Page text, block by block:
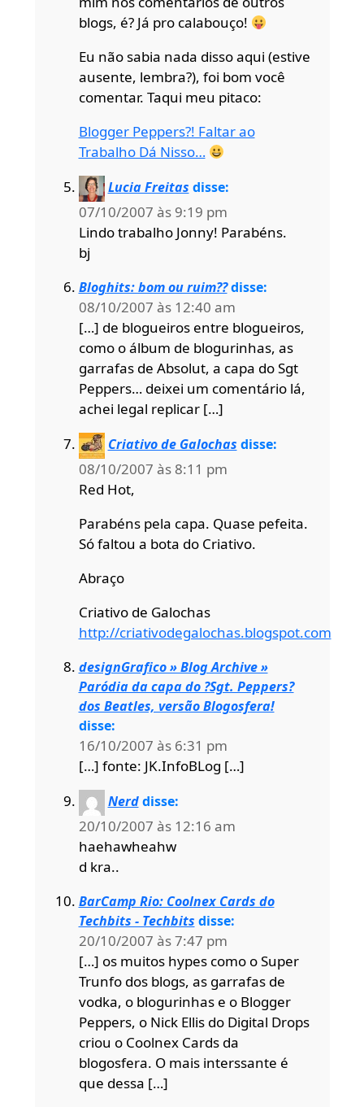
blogs, é? Já pro calabouço!
Eu não sabia nada disso aqui (estive
ausente, lembra?), foi bom você
comentar. Taqui meu pitaco:
Blogger Peppers?! Faltar ao
Trabalho Dá Nisso…
Lucia Freitas disse:
07/10/2007 às 9:19 pm
Lindo trabalho Jonny! Parabéns.
bj
Bloghits: bom ou ruim?? disse:
08/10/2007 às 12:40 am
[…] de blogueiros entre blogueiros,
como o álbum de blogurinhas, as
garrafas de Absolut, a capa do Sgt
Peppers… deixei um comentário lá,
achei legal replicar […]
Criativo de Galochas disse:
08/10/2007 às 8:11 pm
Red Hot,
Parabéns pela capa. Quase pefeita.
Só faltou a bota do Criativo.
Abraço
Criativo de Galochas
http://criativodegalochas.blogspot.com
designGrafico » Blog Archive »
Paródia da capa do ?Sgt. Peppers?
dos Beatles, versão Blogosfera!
disse:
16/10/2007 às 6:31 pm
[…] fonte: JK.InfoBLog […]
Nerd disse:
20/10/2007 às 12:16 am
haehawheahw
d kra..
BarCamp Rio: Coolnex Cards do
Techbits - Techbits disse:
20/10/2007 às 7:47 pm
[…] os muitos hypes como o Super
Trunfo dos blogs, as garrafas de
vodka, o blogurinhas e o Blogger
Peppers, o Nick Ellis do Digital Drops
criou o Coolnex Cards da
blogosfera. O mais interssante é
que dessa […]